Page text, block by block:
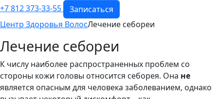
+7 812 373-33-55
Записаться
Центр Здоровья ВолосЛечение себореи
Лечение себореи
К числу наиболее распространенных проблем со
стороны кожи головы относится себорея. Она не
является опасным для человека заболеванием, однако